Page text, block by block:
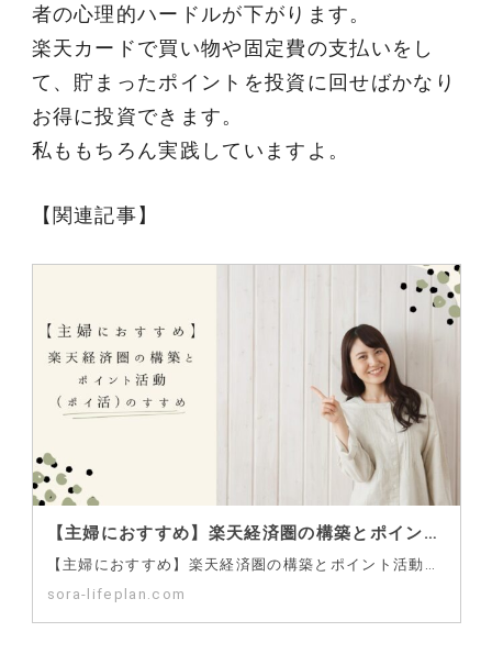
者の心理的ハードルが下がります。
楽天カードで買い物や固定費の支払いをし
て、貯まったポイントを投資に回せばかなり
お得に投資できます。
私ももちろん実践していますよ。
【関連記事】
【主婦におすすめ】楽天経済圏の構築とポイント活動（ポイ活）のすすめ
sora-lifeplan.com